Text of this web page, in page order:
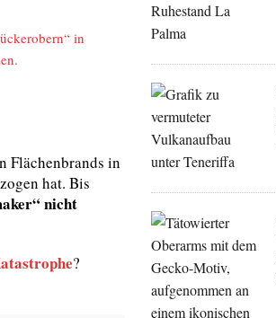
in
Flächenbrands in
hat. Bis
nicht
?